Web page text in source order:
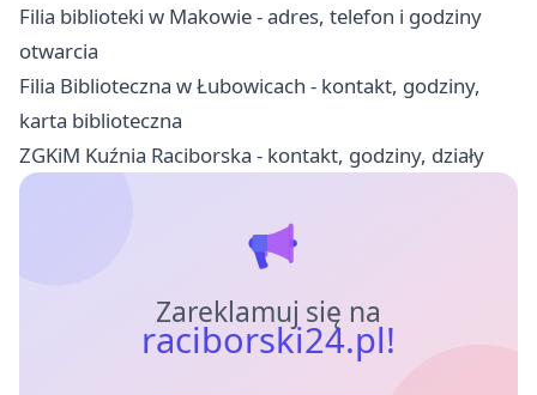
Filia biblioteki w Makowie - adres, telefon i godziny
otwarcia
Filia Biblioteczna w Łubowicach - kontakt, godziny,
karta biblioteczna
ZGKiM Kuźnia Raciborska - kontakt, godziny, działy
Zareklamuj się na
raciborski24.pl!